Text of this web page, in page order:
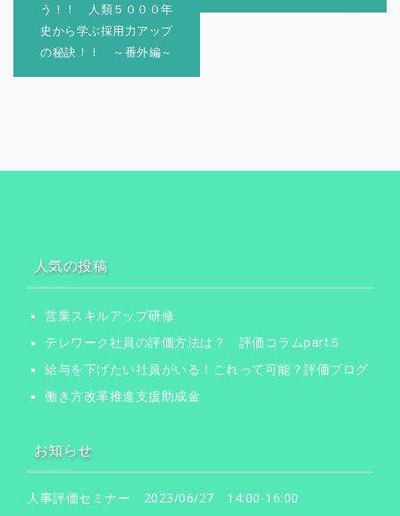
う！！ 人類５０００年
史から学ぶ採用力アップ
の秘訣！！ ～番外編～
人気の投稿
営業スキルアップ研修
テレワーク社員の評価方法は？ 評価コラムpart５
給与を下げたい社員がいる！これって可能？評価ブログ
働き方改革推進支援助成金
お知らせ
人事評価セミナー 2023/06/27 14:00-16:00